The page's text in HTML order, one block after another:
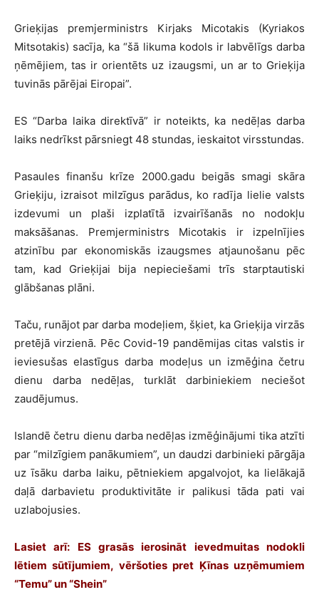
Grieķijas premjerministrs Kirjaks Micotakis (Kyriakos
Mitsotakis) sacīja, ka “šā likuma kodols ir labvēlīgs darba
ņēmējiem, tas ir orientēts uz izaugsmi, un ar to Grieķija
tuvinās pārējai Eiropai”.
ES “Darba laika direktīvā” ir noteikts, ka nedēļas darba
laiks nedrīkst pārsniegt 48 stundas, ieskaitot virsstundas.
Pasaules finanšu krīze 2000.gadu beigās smagi skāra
Grieķiju, izraisot milzīgus parādus, ko radīja lielie valsts
izdevumi un plaši izplatītā izvairīšanās no nodokļu
maksāšanas. Premjerministrs Micotakis ir izpelnījies
atzinību par ekonomiskās izaugsmes atjaunošanu pēc
tam, kad Grieķijai bija nepieciešami trīs starptautiski
glābšanas plāni.
Taču, runājot par darba modeļiem, šķiet, ka Grieķija virzās
pretējā virzienā. Pēc Covid-19 pandēmijas citas valstis ir
ieviesušas elastīgus darba modeļus un izmēģina četru
dienu darba nedēļas, turklāt darbiniekiem neciešot
zaudējumus.
Islandē četru dienu darba nedēļas izmēģinājumi tika atzīti
par “milzīgiem panākumiem”, un daudzi darbinieki pārgāja
uz īsāku darba laiku, pētniekiem apgalvojot, ka lielākajā
daļā darbavietu produktivitāte ir palikusi tāda pati vai
uzlabojusies.
Lasiet arī: ES grasās ierosināt ievedmuitas nodokli
lētiem sūtījumiem, vēršoties pret Ķīnas uzņēmumiem
“Temu” un “Shein”